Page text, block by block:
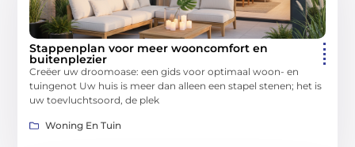
Stappenplan voor meer wooncomfort en
buitenplezier
Creëer uw droomoase: een gids voor optimaal woon- en
tuingenot Uw huis is meer dan alleen een stapel stenen; het is
uw toevluchtsoord, de plek
Woning En Tuin